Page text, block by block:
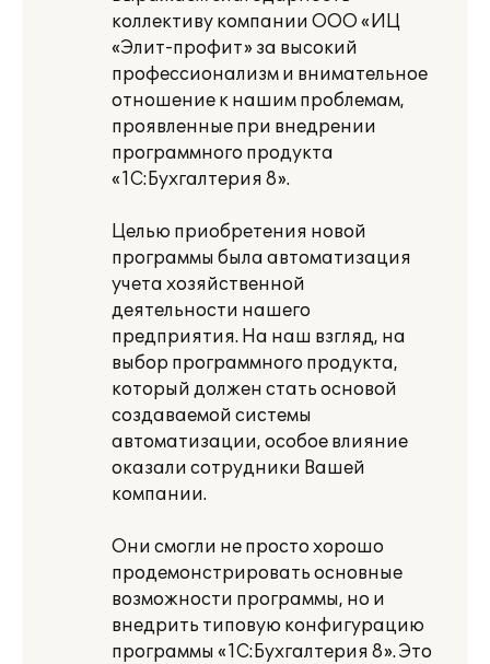
коллективу компании ООО «ИЦ
«Элит-профит» за высокий
профессионализм и внимательное
отношение к нашим проблемам,
проявленные при внедрении
программного продукта
«1С:Бухгалтерия 8».
Целью приобретения новой
программы была автоматизация
учета хозяйственной
деятельности нашего
предприятия. На наш взгляд, на
выбор программного продукта,
который должен стать основой
создаваемой системы
автоматизации, особое влияние
оказали сотрудники Вашей
компании.
Они смогли не просто хорошо
продемонстрировать основные
возможности программы, но и
внедрить типовую конфигурацию
программы «1С:Бухгалтерия 8». Это